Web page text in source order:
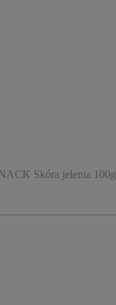
Skóra jelenia 100g